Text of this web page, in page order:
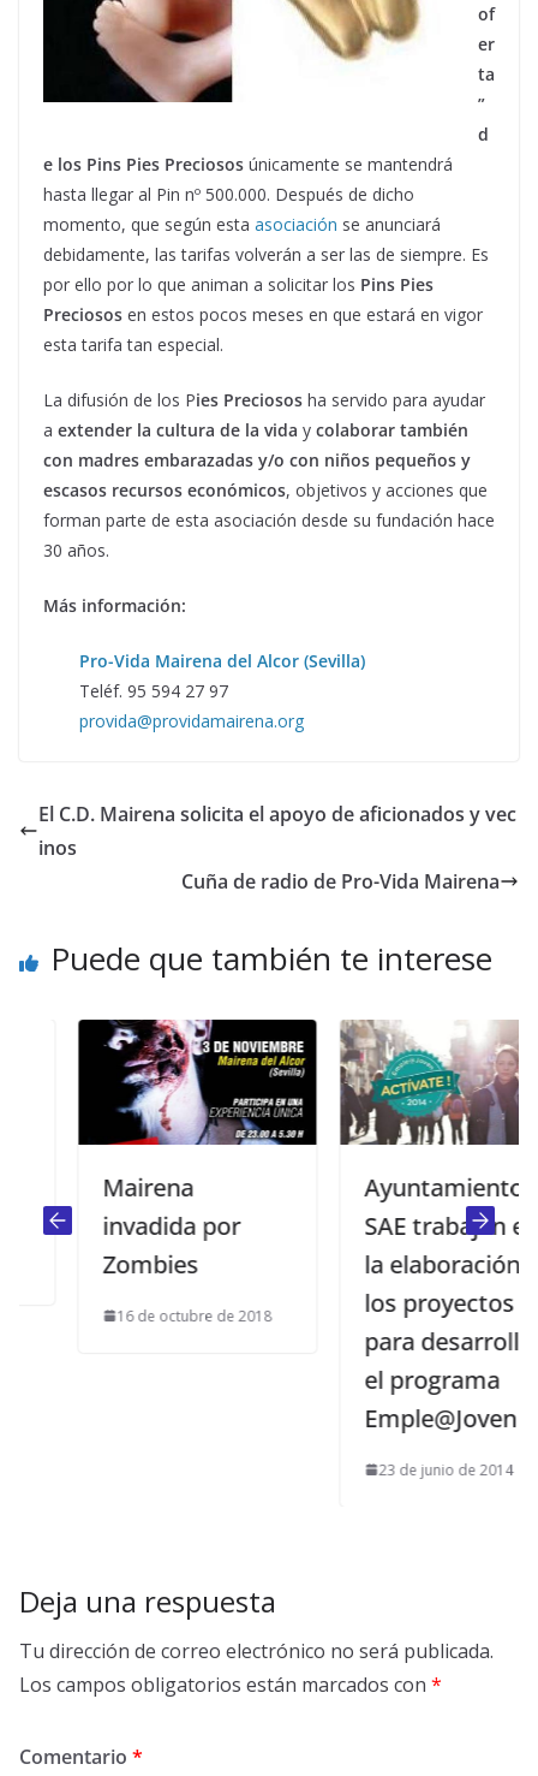
of
er
ta
”
d
e los Pins Pies Preciosos únicamente se mantendrá
hasta llegar al Pin nº 500.000. Después de dicho
momento, que según esta asociación se anunciará
debidamente, las tarifas volverán a ser las de siempre. Es
por ello por lo que animan a solicitar los Pins Pies
Preciosos en estos pocos meses en que estará en vigor
esta tarifa tan especial.
La difusión de los Pies Preciosos ha servido para ayudar
a extender la cultura de la vida y colaborar también
con madres embarazadas y/o con niños pequeños y
escasos recursos económicos, objetivos y acciones que
forman parte de esta asociación desde su fundación hace
30 años.
Más información:
Pro-Vida Mairena del Alcor (Sevilla)
Teléf. 95 594 27 97
provida@providamairena.org
El C.D. Mairena solicita el apoyo de aficionados y vec
inos
Cuña de radio de Pro-Vida Mairena
Puede que también te interese
Mairena
invadida por
Zombies
16 de octubre de 2018
Ayuntamiento y
SAE trabajan en
la elaboración de
los proyectos
para desarrollar
el programa
Emple@Joven
23 de junio de 2014
Deja una respuesta
Tu dirección de correo electrónico no será publicada.
Los campos obligatorios están marcados con *
Comentario *